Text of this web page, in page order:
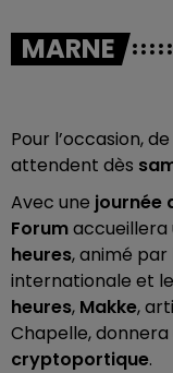
MARNE
Pour l’occasion,
attendent dès
Avec une journée
Forumaccueillera
heures, animé
internationale et
heures, Makke,
Chapelle,
cryptoportique.